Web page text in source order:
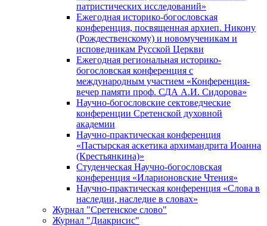
патристических исследований»
Ежегодная историко-богословская
конференция, посвященная архиеп. Никону
(Рождественскому) и новомученикам и
исповедникам Русской Церкви
Ежегодная региональная историко-
богословская конференция с
международным участием «Конференция-
вечер памяти проф. СДА А.И. Сидорова»
Научно-богословские сектоведческие
конференции Сретенской духовной
академии
Научно-практическая конференция
«Пастырская аскетика архимандрита Иоанна
(Крестьянкина)»
Студенческая Научно-богословская
конференция «Иларионовские Чтения»
Научно-практическая конференция «Cлова в
наследии, наследие в словах»
Журнал "Сретенское слово"
Журнал "Диакрисис"